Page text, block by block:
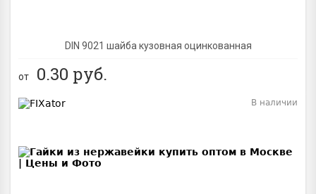
DIN 9021 шайба кузовная оцинкованная
от 0.30 руб.
В наличии